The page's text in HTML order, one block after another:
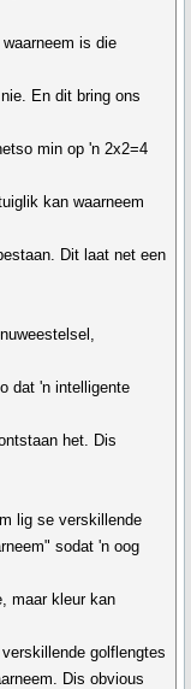
is die
En dit bring ons
min op 'n 2x2=4
kan waarneem
Dit laat net een
dat 'n intelligente
het. Dis
lig se verskillende
sodat 'n oog
maar kleur kan
golflengtes
Dis obvious